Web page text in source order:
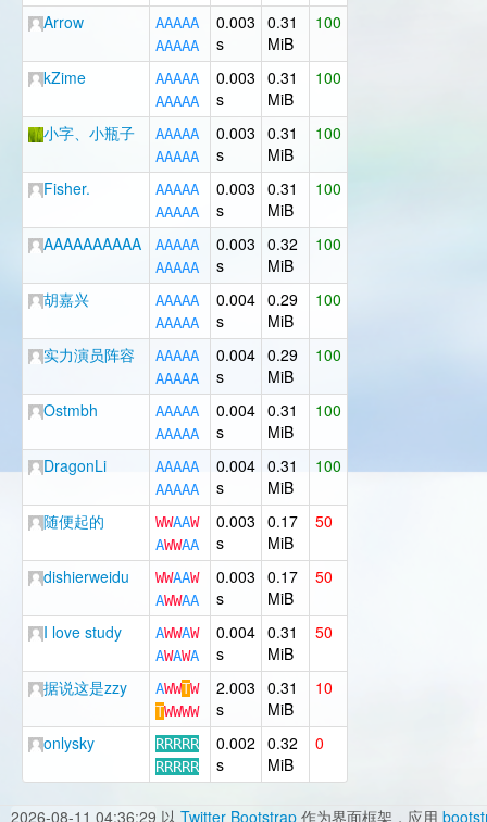
Arrow AAAAA
AAAAA
0.003
s
0.31
MiB
100
kZime AAAAA
AAAAA
0.003
s
0.31
MiB
100
小字、小瓶子 AAAAA
AAAAA
0.003
s
0.31
MiB
100
Fisher. AAAAA
AAAAA
0.003
s
0.31
MiB
100
AAAAAAAAAA AAAAA
AAAAA
0.003
s
0.32
MiB
100
胡嘉兴 AAAAA
AAAAA
0.004
s
0.29
MiB
100
实力演员阵容 AAAAA
AAAAA
0.004
s
0.29
MiB
100
Ostmbh AAAAA
AAAAA
0.004
s
0.31
MiB
100
DragonLi AAAAA
AAAAA
0.004
s
0.31
MiB
100
随便起的 WWAAW
AWWAA
0.003
s
0.17
MiB
50
dishierweidu WWAAW
AWWAA
0.003
s
0.17
MiB
50
I love study AWWAW
AWAWA
0.004
s
0.31
MiB
50
据说这是zzy AWWTW
TWWWW
2.003
s
0.31
MiB
10
onlysky RRRRR
RRRRR
0.002
s
0.32
MiB
0
2026-08-11 04:36:29 以 Twitter Bootstrap 作为界面框架，应用